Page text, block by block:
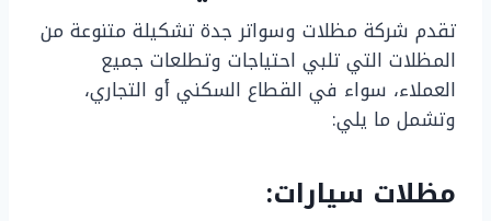
تقدم شركة مظلات وسواتر جدة تشكيلة متنوعة من
المظلات التي تلبي احتياجات وتطلعات جميع
العملاء، سواء في القطاع السكني أو التجاري،
وتشمل ما يلي:
مظلات سيارات: